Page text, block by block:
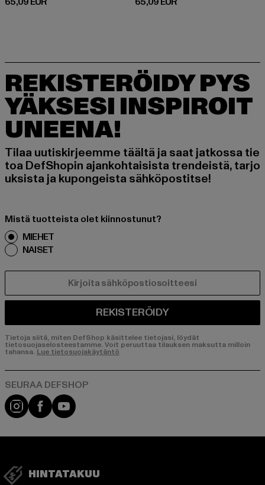
REKISTERÖIDY PYS
YÄKSESI INSPIROIT
UNEENA!
Tilaa uutiskirjeemme täältä ja saat jatkossa tie
toa DefShopin ajankohtaisista trendeistä, tarjo
uksista ja kupongeista sähköpostitse!
Mistä tuotteista olet kiinnostunut?
MIEHET
NAISET
REKISTERÖIDY
Tietoja siitä, miten DefShop käsittelee tietojasi, löydät
tietosuojaselosteestamme. Voit peruuttaa tilauksen maksutta milloin
tahansa. Lue tietosuojakäytäntö
Visit our Instagram page:
Visit our Facebook page:
Visit our YouTube channel:
HINTATAKUU